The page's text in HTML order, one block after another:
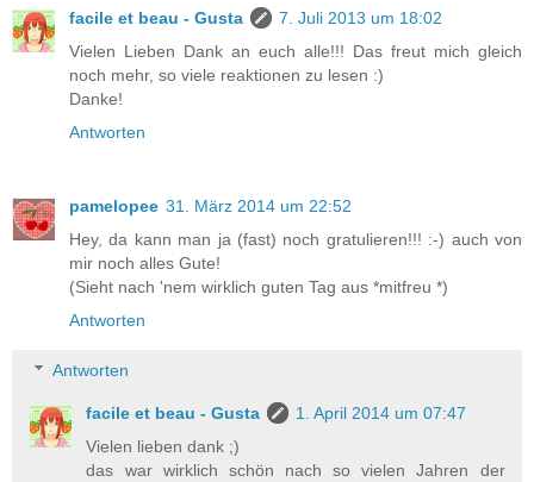
facile et beau - Gusta
7. Juli 2013 um 18:02
Vielen Lieben Dank an euch alle!!! Das freut mich gleich
noch mehr, so viele reaktionen zu lesen :)
Danke!
Antworten
pamelopee 31. März 2014 um 22:52
Hey, da kann man ja (fast) noch gratulieren!!! :-) auch von
mir noch alles Gute!
(Sieht nach 'nem wirklich guten Tag aus *mitfreu *)
Antworten
Antworten
facile et beau - Gusta
1. April 2014 um 07:47
Vielen lieben dank ;)
das war wirklich schön nach so vielen Jahren der